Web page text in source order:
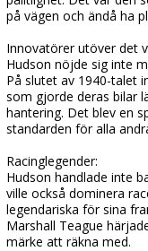
på vägen och ändå ha
Innovatörer utöver det
Hudson nöjde sig inte
På slutet av 1940-talet
som gjorde deras bilar
hantering. Det blev en
standarden för alla
Racinglegender:
Hudson handlade inte
ville också dominera
legendariska för sina
Marshall Teague
märke att räkna med.